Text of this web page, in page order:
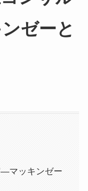
ゼーと
―マッキンゼー